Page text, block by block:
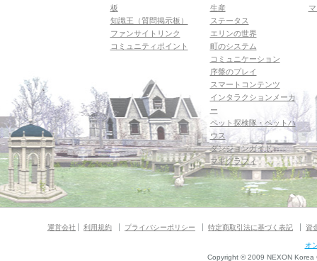
板
知識王（質問掲示板）
ファンサイトリンク
コミュニティポイント
生産
ステータス
エリンの世界
町のシステム
コミュニケーション
序盤のプレイ
スマートコンテンツ
インタラクションメーカ
ー
ペット探検隊・ペットハ
ウス
ダンジョンガイド
マギグラフィ
運営会社 利用規約 プライバシーポリシー 特定商取引法に基づく表記 資
オ
Copyright © 2009 NEXON Korea